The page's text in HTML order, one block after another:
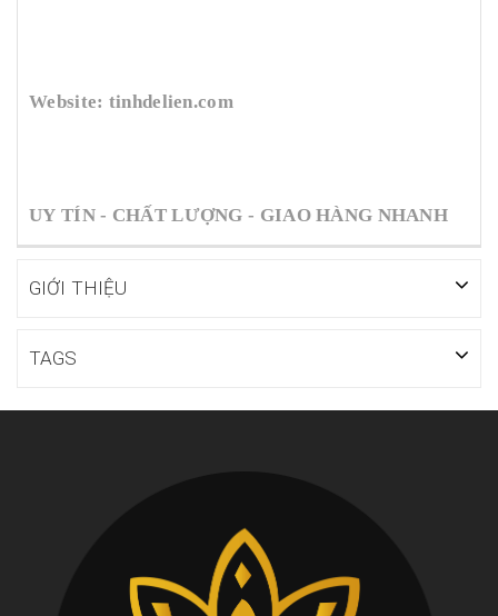
Website: tinhdelien.com
UY TÍN - CHẤT LƯỢNG - GIAO HÀNG NHANH
GIỚI THIỆU
TAGS